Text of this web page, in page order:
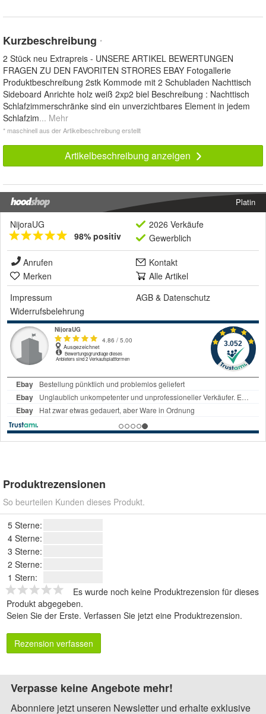
Kurzbeschreibung *
2 Stück neu Extrapreis - UNSERE ARTIKEL BEWERTUNGEN
FRAGEN ZU DEN FAVORITEN STRORES EBAY Fotogallerie
Produktbeschreibung 2stk Kommode mit 2 Schubladen Nachttisch
Sideboard Anrichte holz weiß 2xp2 biel Beschreibung : Nachttisch
Schlafzimmerschränke sind ein unverzichtbares Element in jedem
Schlafzim... Mehr
* maschinell aus der Artikelbeschreibung erstellt
Artikelbeschreibung anzeigen
Platin
NijoraUG
98% positiv
2026 Verkäufe
Gewerblich
Anrufen
Kontakt
Merken
Alle Artikel
Impressum
AGB & Datenschutz
Widerrufsbelehrung
Produktrezensionen
So beurteilen Kunden dieses Produkt.
5 Sterne:
4 Sterne:
3 Sterne:
2 Sterne:
1 Stern:
Es wurde noch keine Produktrezension für dieses
Produkt abgegeben.
Seien Sie der Erste. Verfassen Sie jetzt eine Produktrezension.
Rezension verfassen
Verpasse keine Angebote mehr!
Abonniere jetzt unseren Newsletter und erhalte exklusive